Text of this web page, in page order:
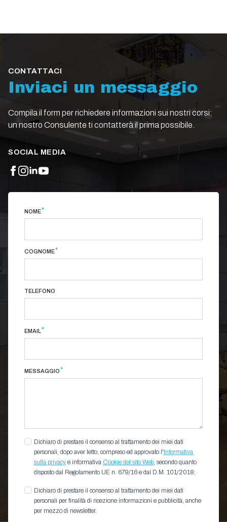
CONTATTACI
Inviaci un messaggio
Compila il form per richiedere informazioni sui nostri corsi:
un nostro Consulente ti contatterà il prima possibile.
SOCIAL MEDIA
NOME*
COGNOME*
TELEFONO
EMAIL *
MESSAGGIO*
Dichiaro di prestare il consenso al trattamento dei miei dati
personali, dopo aver letto, compreso ed approvato l'Informativa
sulla privacy e informativa Cookie del sito Web , secondo quanto
disposto dal Regolamento UE n. 679/16 e dal D.M. 101/2018;
Dichiaro di prestare il consenso al trattamento dei miei dati
personali per finalità di ricezione informazioni e pubblicità, anche
per mezzo di newsletter.